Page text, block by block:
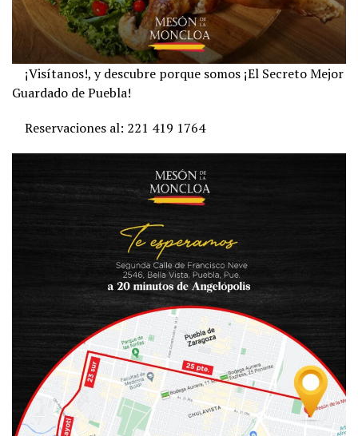
¡Visítanos!, y descubre porque somos ¡El Secreto Mejor
Guardado de Puebla!
Reservaciones al: 221 419 1764